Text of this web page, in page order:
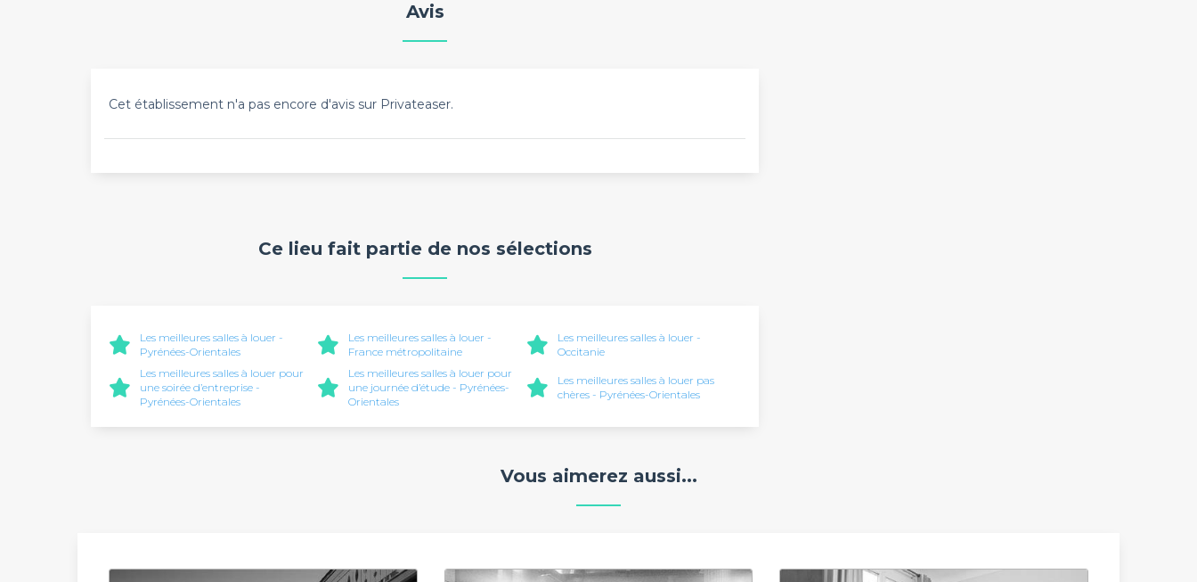
Avis
Cet établissement n'a pas encore d'avis sur Privateaser.
Ce lieu fait partie de nos sélections
Les meilleures salles à louer -
Pyrénées-Orientales
Les meilleures salles à louer -
France métropolitaine
Les meilleures salles à louer -
Occitanie
Les meilleures salles à louer pour
une soirée d’entreprise -
Pyrénées-Orientales
Les meilleures salles à louer pour
une journée d’étude - Pyrénées-
Orientales
Les meilleures salles à louer pas
chères - Pyrénées-Orientales
Vous aimerez aussi...